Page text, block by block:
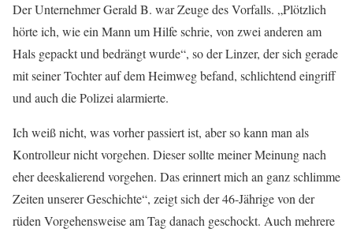
Der Unternehmer Gerald B. war Zeuge des Vorfalls. „Plötzlich
hörte ich, wie ein Mann um Hilfe schrie, von zwei anderen am
Hals gepackt und bedrängt wurde“, so der Linzer, der sich gerade
mit seiner Tochter auf dem Heimweg befand, schlichtend eingriff
und auch die Polizei alarmierte.
Ich weiß nicht, was vorher passiert ist, aber so kann man als
Kontrolleur nicht vorgehen. Dieser sollte meiner Meinung nach
eher deeskalierend vorgehen. Das erinnert mich an ganz schlimme
Zeiten unserer Geschichte“, zeigt sich der 46-Jährige von der
rüden Vorgehensweise am Tag danach geschockt. Auch mehrere